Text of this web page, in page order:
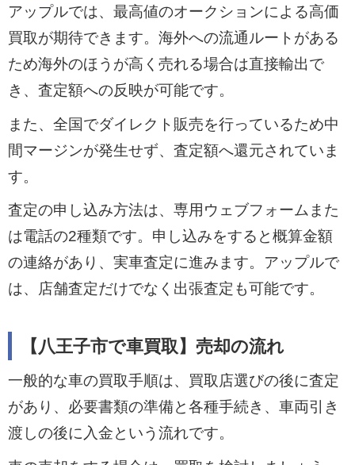
アップルでは、最高値のオークションによる高価
買取が期待できます。海外への流通ルートがある
ため海外のほうが高く売れる場合は直接輸出で
き、査定額への反映が可能です。
また、全国でダイレクト販売を行っているため中
間マージンが発生せず、査定額へ還元されていま
す。
査定の申し込み方法は、専用ウェブフォームまた
は電話の2種類です。申し込みをすると概算金額
の連絡があり、実車査定に進みます。アップルで
は、店舗査定だけでなく出張査定も可能です。
【八王子市で車買取】売却の流れ
一般的な車の買取手順は、買取店選びの後に査定
があり、必要書類の準備と各種手続き、車両引き
渡しの後に入金という流れです。